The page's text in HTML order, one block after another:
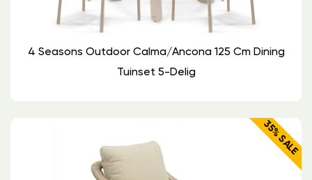
4 Seasons Outdoor Calma/Ancona 125 Cm Dining
Tuinset 5-Delig
35% SALE